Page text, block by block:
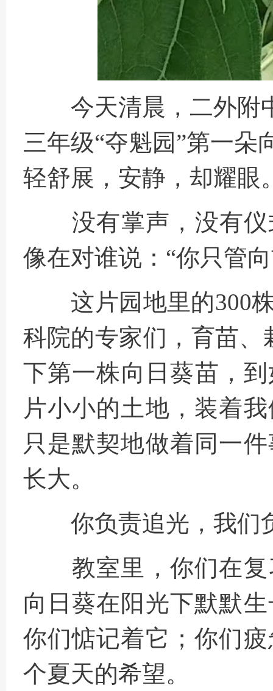
今天清晨，二外附
三年级“夺魁园”第一朵
轻舒展，安静，却耀眼
没有掌声，没有
像在对谁说：“你只管
这片园地里的300
科院的专家们，育苗
下第一株向日葵苗，
片小小的土地，装着
只是默契地做着同一
长大。
你负责追光，我们
教室里，你们在
向日葵在阳光下默默
你们惦记着它；你们
个夏天的希望。